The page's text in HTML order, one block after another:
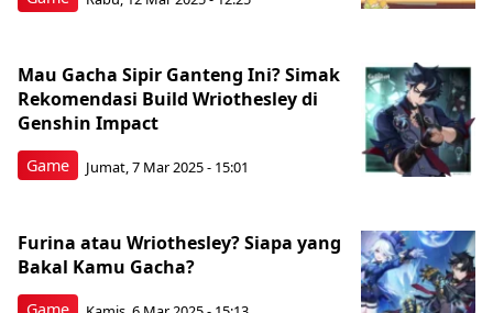
Game
Mau Gacha Sipir Ganteng Ini? Simak
Rekomendasi Build Wriothesley di
Genshin Impact
Jumat, 7 Mar 2025 - 15:01
Furina atau Wriothesley? Siapa yang
Bakal Kamu Gacha?